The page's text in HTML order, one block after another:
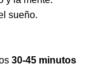
sueño.
30-45 minutos